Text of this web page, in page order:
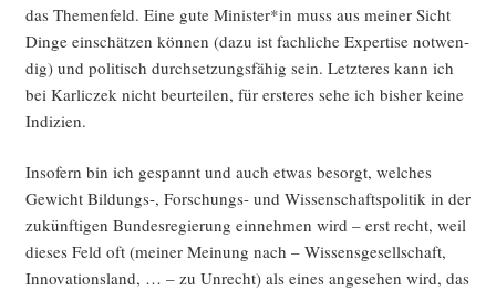
das The­men­feld. Eine gute Minister*in muss aus mei­ner Sicht
Din­ge ein­schät­zen kön­nen (dazu ist fach­li­che Exper­ti­se not­wen­
dig) und poli­tisch durch­set­zungs­fä­hig sein. Letz­te­res kann ich
bei Kar­lic­zek nicht beur­tei­len, für ers­te­res sehe ich bis­her kei­ne
Indizien.
Inso­fern bin ich gespannt und auch etwas besorgt, wel­ches
Gewicht Bildungs‑, For­schungs- und Wis­sen­schafts­po­li­tik in der
zukünf­ti­gen Bun­des­re­gie­rung ein­neh­men wird – erst recht, weil
die­ses Feld oft (mei­ner Mei­nung nach – Wis­sens­ge­sell­schaft,
Inno­va­ti­ons­land, … – zu Unrecht) als eines ange­se­hen wird, das